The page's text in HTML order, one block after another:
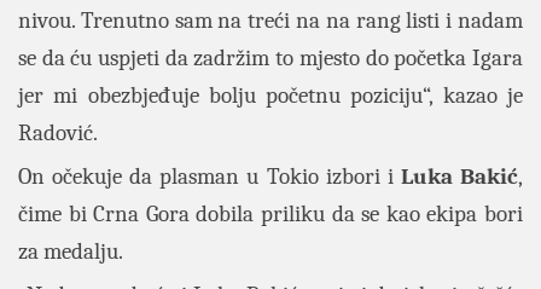
nivou. Trenutno sam na treći na na rang listi i nadam
se da ću uspjeti da zadržim to mjesto do početka Igara
jer mi obezbjeđuje bolju početnu poziciju“, kazao je
Radović.
On očekuje da plasman u Tokio izbori i Luka Bakić,
čime bi Crna Gora dobila priliku da se kao ekipa bori
za medalju.